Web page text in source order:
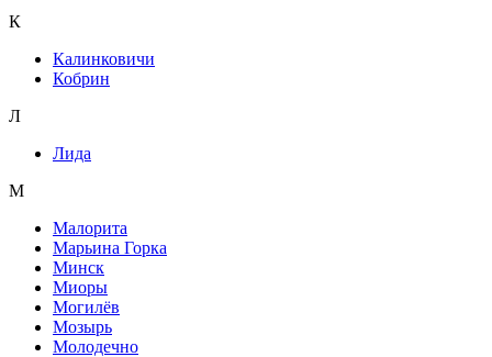
К
Калинковичи
Кобрин
Л
Лида
М
Малорита
Марьина Горка
Минск
Миоры
Могилёв
Мозырь
Молодечно